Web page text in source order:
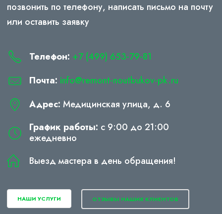
позвонить по телефону, написать письмо на почту
или оставить заявку
Телефон: +7 (499) 653-79-81
Почта: info@remont-noutbukov-pk.ru
Адрес: Медицинская улица, д. 6
График работы: с 9:00 до 21:00
ежедневно
Выезд мастера в день обращения!
НАШИ УСЛУГИ ОТЗЫВЫ НАШИХ КЛИЕНТОВ